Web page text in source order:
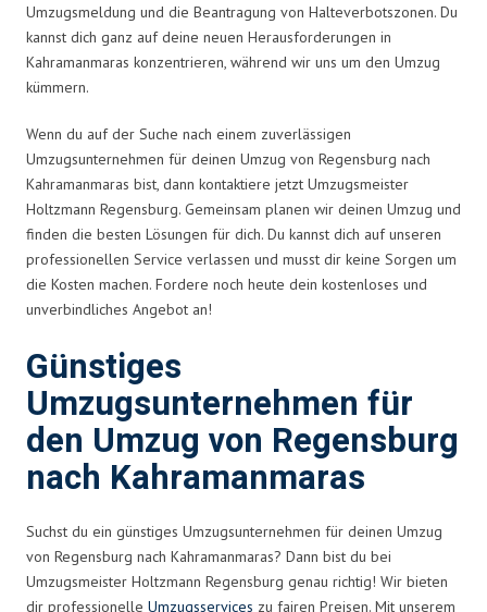
Umzugsmeldung und die Beantragung von Halteverbotszonen. Du
kannst dich ganz auf deine neuen Herausforderungen in
Kahramanmaras konzentrieren, während wir uns um den Umzug
kümmern.
Wenn du auf der Suche nach einem zuverlässigen
Umzugsunternehmen für deinen Umzug von Regensburg nach
Kahramanmaras bist, dann kontaktiere jetzt Umzugsmeister
Holtzmann Regensburg. Gemeinsam planen wir deinen Umzug und
finden die besten Lösungen für dich. Du kannst dich auf unseren
professionellen Service verlassen und musst dir keine Sorgen um
die Kosten machen. Fordere noch heute dein kostenloses und
unverbindliches Angebot an!
Günstiges
Umzugsunternehmen für
den Umzug von Regensburg
nach Kahramanmaras
Suchst du ein günstiges Umzugsunternehmen für deinen Umzug
von Regensburg nach Kahramanmaras? Dann bist du bei
Umzugsmeister Holtzmann Regensburg genau richtig! Wir bieten
dir professionelle Umzugsservices zu fairen Preisen. Mit unserem